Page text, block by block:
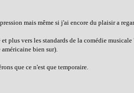
mais même si j'ai encore du plaisir a
plus vers les standards de la comédie
bien sur).
que ce n'est que temporaire.